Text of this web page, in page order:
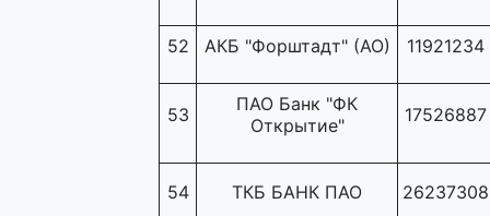
52 АКБ "Форштадт" (АО) 11921234
53
ПАО Банк "ФК
Открытие"
17526887
54 ТКБ БАНК ПАО 26237308